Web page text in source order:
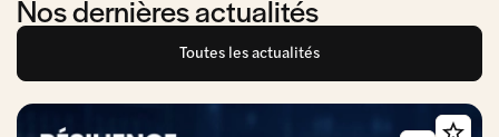
Nos dernières actualités
Toutes les actualités